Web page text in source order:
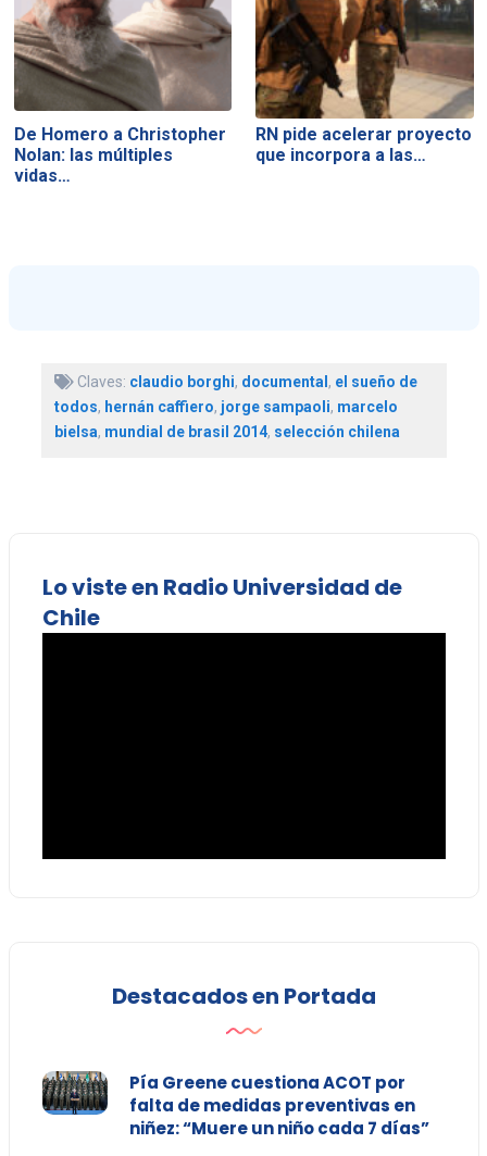
De Homero a Christopher
Nolan: las múltiples
vidas…
RN pide acelerar proyecto
que incorpora a las…
Claves: claudio borghi, documental, el sueño de
todos, hernán caffiero, jorge sampaoli, marcelo
bielsa, mundial de brasil 2014, selección chilena
Lo viste en Radio Universidad de
Chile
Destacados en Portada
Pía Greene cuestiona ACOT por
falta de medidas preventivas en
niñez: “Muere un niño cada 7 días”